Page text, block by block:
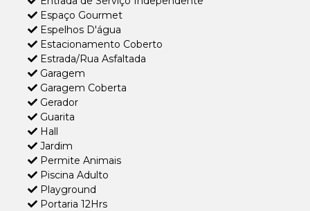
Espaço Gourmet
Espelhos D'água
Estacionamento Coberto
Estrada/Rua Asfaltada
Garagem
Garagem Coberta
Gerador
Guarita
Hall
Jardim
Permite Animais
Piscina Adulto
Playground
Portaria 12Hrs